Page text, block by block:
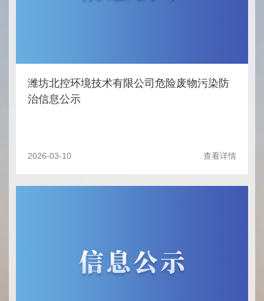
潍坊北控环境技术有限公司危险废物污染防
治信息公示
2026-03-10 查看详情